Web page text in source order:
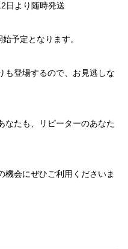
日より随時発送
予定となります。
も登場するので、お見逃しな
なたも、リピーターのあなた
機会にぜひご利用くださいま